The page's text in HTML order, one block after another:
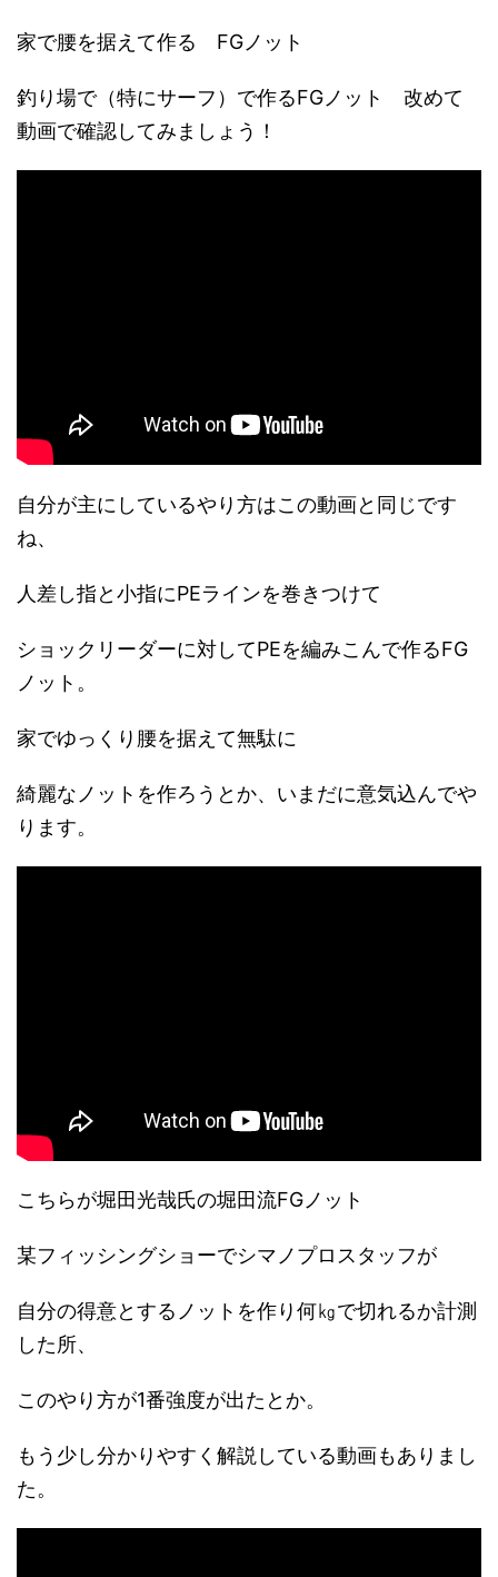
家で腰を据えて作る FGノット
釣り場で（特にサーフ）で作るFGノット 改めて
動画で確認してみましょう！
自分が主にしているやり方はこの動画と同じです
ね、
人差し指と小指にPEラインを巻きつけて
ショックリーダーに対してPEを編みこんで作るFG
ノット。
家でゆっくり腰を据えて無駄に
綺麗なノットを作ろうとか、いまだに意気込んでや
ります。
こちらが堀田光哉氏の堀田流FGノット
某フィッシングショーでシマノプロスタッフが
自分の得意とするノットを作り何㎏で切れるか計測
した所、
このやり方が1番強度が出たとか。
もう少し分かりやすく解説している動画もありまし
た。